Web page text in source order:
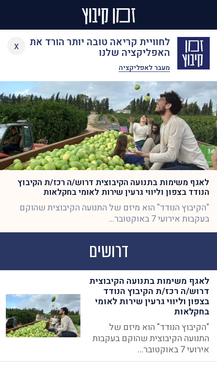
לחוויית קריאה טובה יותר הורד את
האפליקציה שלנו
מעבר לאפליקציה
x
Skip
content
לוח מודעות
לאגף משימות בתנועה הקיבוצית דרוש/ה רכז/ת הקיבוץ
הנודד בצפון וליווי גרעין שירות לאומי בחקלאות
"הקיבוץ הנודד" הוא מיזם של התנועה הקיבוצית שהוקם
בעקבות אירועי 7 באוקטובר...
דרושים
לאגף משימות בתנועה הקיבוצית
דרוש/ה רכז/ת הקיבוץ הנודד
בצפון וליווי גרעין שירות לאומי
בחקלאות
"הקיבוץ הנודד" הוא מיזם של
התנועה הקיבוצית שהוקם בעקבות
אירועי 7 באוקטובר...